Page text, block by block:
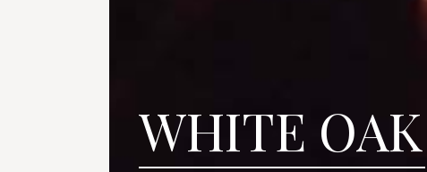
WHITE OAK